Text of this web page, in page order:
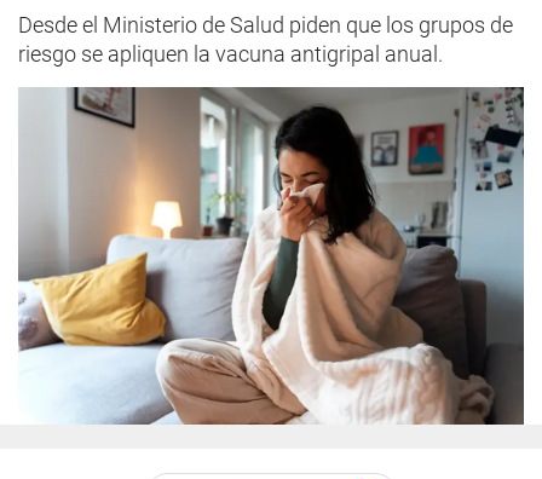
Desde el Ministerio de Salud piden que los grupos de
riesgo se apliquen la vacuna antigripal anual.